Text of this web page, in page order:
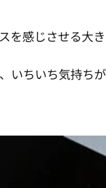
感じさせる大き
いちいち気持ち